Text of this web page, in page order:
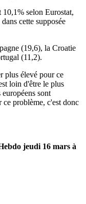
10,1% selon Eurostat,
cette supposée
(19,6), la Croatie
(11,2).
plus élevé pour ce
loin d'être le plus
sont
ce problème, c'est donc
jeudi 16 mars à